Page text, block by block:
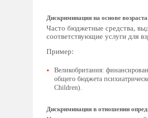
Дискриминация на основе возраста
Часто бюджетные средства,
соответствующие услуги для
Пример:
Великобритания:
общего бюджета
Children).
Дискриминация в отношении